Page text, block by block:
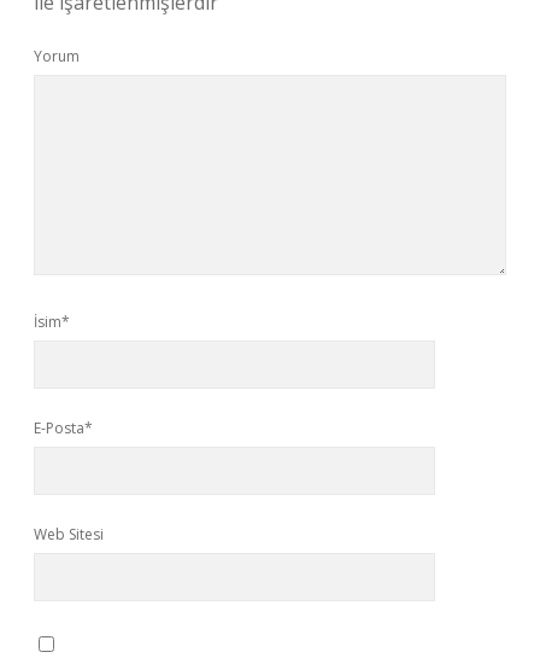
Yorum
İsim*
E-Posta*
Web Sitesi